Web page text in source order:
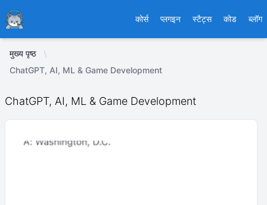
Ducafecat कोर्स प्लगइन स्टैट्स कोड ब्लॉग
मुख्य पृष्ठ
ChatGPT, AI, ML & Game Development
ChatGPT, AI, ML & Game Development